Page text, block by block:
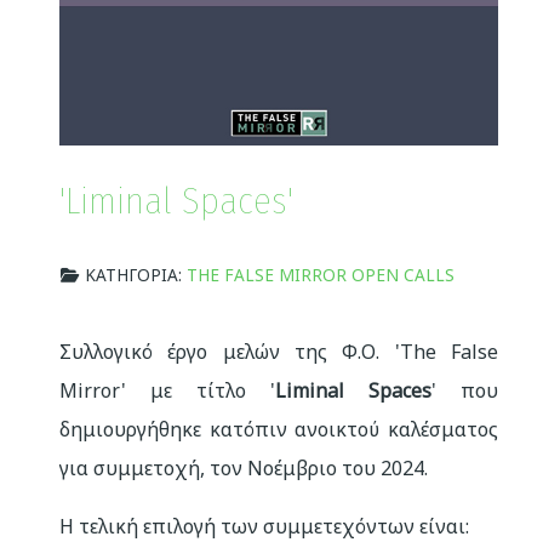
'Liminal Spaces'
ΚΑΤΗΓΟΡΊΑ: THE FALSE MIRROR OPEN CALLS
Συλλογικό έργο μελών της Φ.Ο. 'The False
Mirror' με τίτλο 'Liminal Spaces' που
δημιουργήθηκε κατόπιν ανοικτού καλέσματος
για συμμετοχή, τον Νοέμβριο του 2024.
Η τελική επιλογή των συμμετεχόντων είναι: